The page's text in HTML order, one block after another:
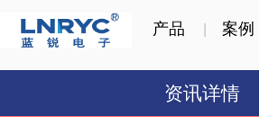
产品 案例
资讯详情